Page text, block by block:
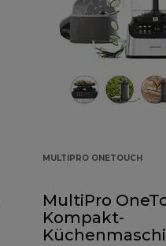
MULTIPRO ONETOUCH
MultiPro
Kompakt-